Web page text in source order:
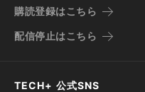
購読登録はこちら
配信停止はこちら
TECH+ 公式SNS